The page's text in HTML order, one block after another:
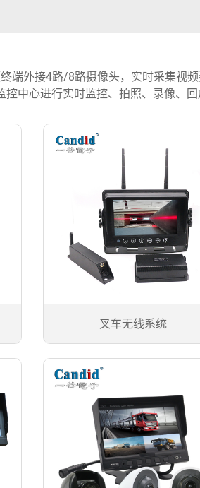
端外接4路/8路摄像头，实时采集视
中心进行实时监控、拍照、录像、回
叉车无线系统